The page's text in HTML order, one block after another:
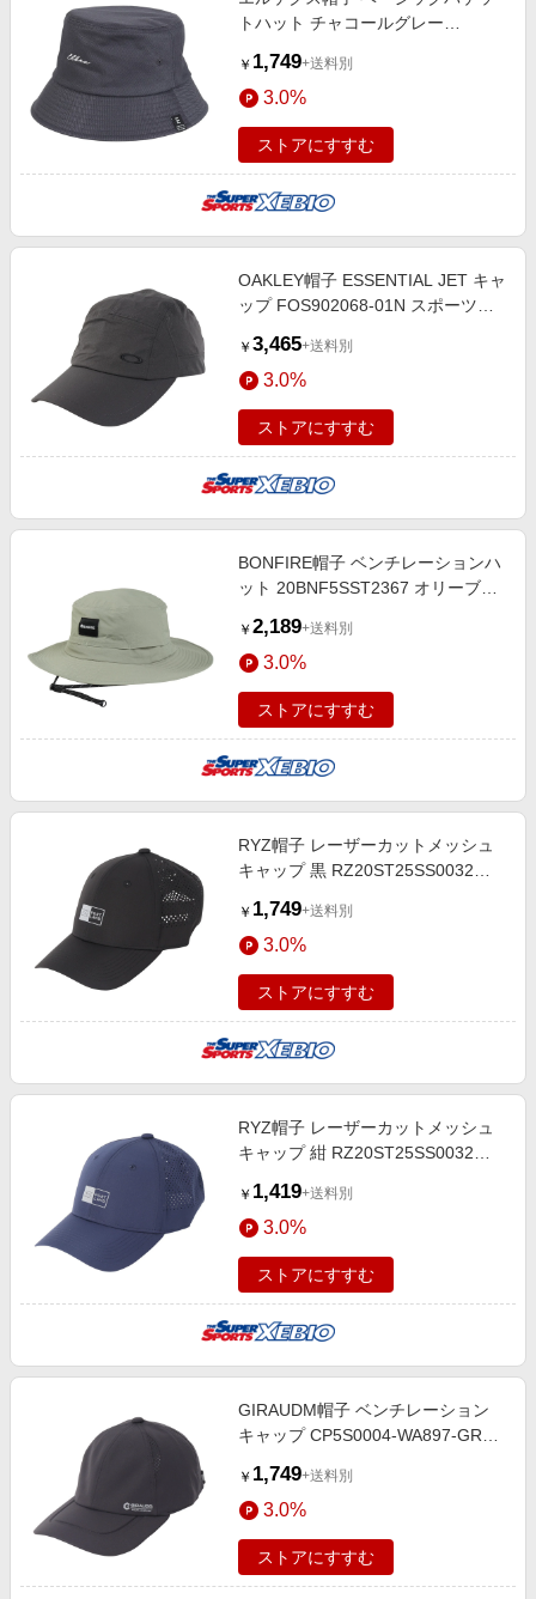
トハット チャコールグレー
ズ調整 日焼け対策 スポーツキャッ
プ
￥ 1,749+送料別
3.0%
ストアにすすむ
OAKLEY帽子 ESSENTIAL JET キャ
ップ FOS902068-01N スポーツキ
さ対策
￥ 3,465+送料別
3.0%
ストアにすすむ
BONFIRE帽子 ベンチレーションハ
ット 20BNF5SST2367 オリーブ
感 暑さ対策 熱中症対策 お出かけ
￥ 2,189+送料別
3.0%
ストアにすすむ
RYZ帽子 レーザーカットメッシュ
キャップ 黒 RZ20ST25SS0032
シンプル カジュアル 日除け 日差し
対策
￥ 1,749+送料別
3.0%
ストアにすすむ
RYZ帽子 レーザーカットメッシュ
キャップ 紺 RZ20ST25SS0032
シンプル カジュアル 日除け 日差し
対策
￥ 1,419+送料別
3.0%
ストアにすすむ
GIRAUDM帽子 ベンチレーション
キャップ CP5S0004-WA897-GRST
冷感 シンプル カジュアル 通気性
￥ 1,749+送料別
3.0%
ストアにすすむ